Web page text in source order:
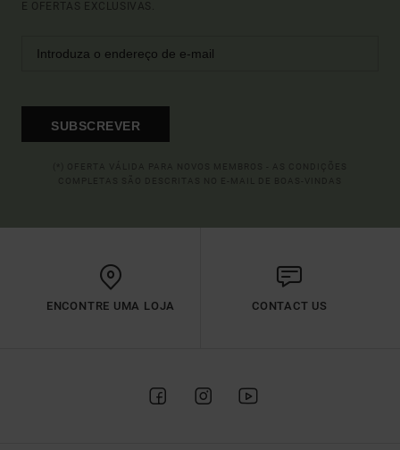
E OFERTAS EXCLUSIVAS.
SUBSCREVER
ENCONTRE UMA LOJA CONTACT US